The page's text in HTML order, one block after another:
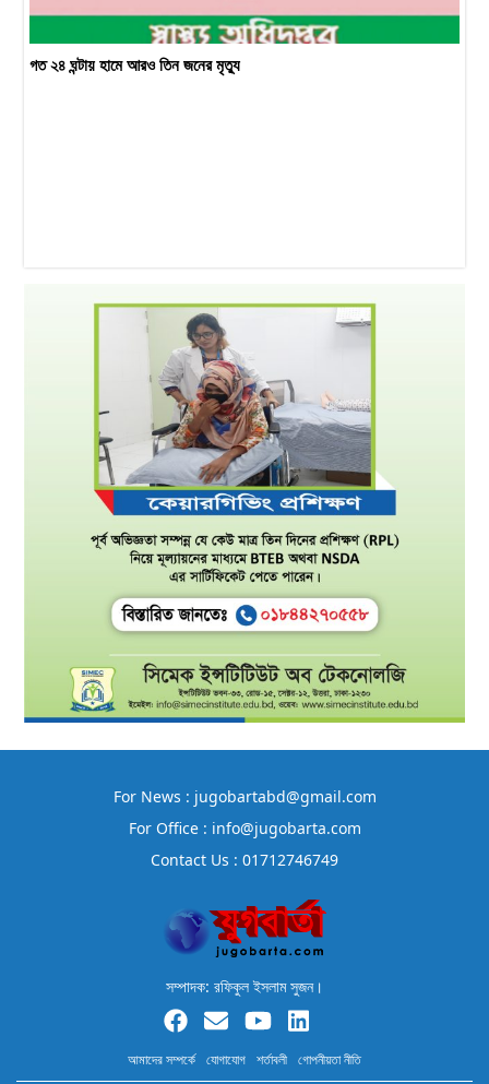
গত ২৪ ঘন্টায় হামে আরও তিন জনের মৃত্যু
For News : jugobartabd@gmail.com
For Office : info@jugobarta.com
Contact Us : 01712746749
সম্পাদক: রফিকুল ইসলাম সুজন।
আমাদের সম্পর্কে যোগাযোগ শর্তাবলী গোপনীয়তা নীতি